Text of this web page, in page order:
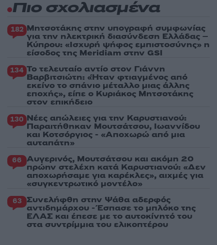
Πιο σχολιασμένα
182 Μητσοτάκης στην υπογραφή συμφωνίας
για την ηλεκτρική διασύνδεση Ελλάδας –
Κύπρου: «Ισχυρή ψήφος εμπιστοσύνης» η
είσοδος της Meridiam στην GSI
134 Το τελευταίο αντίο στον Γιάννη
Βαρβιτσιώτη: «Ήταν φτιαγμένος από
εκείνο το σπάνιο μέταλλο μιας άλλης
εποχής», είπε ο Κυριάκος Μητσοτάκης
στον επικήδειο
130 Νέες απώλειες για την Καρυστιανού:
Παραιτήθηκαν Μουτσάτσου, Ιωαννίδου
και Κοτσόργιος - «Αποχωρώ από μια
αυταπάτη»
66 Αυγερινός, Μουτσάτσου και ακόμη 20
πρώην στελέχη κατά Καρυστιανού: «Δεν
αποχωρήσαμε για καρέκλες», αιχμές για
«συγκεντρωτικό μοντέλο»
63 Συνελήφθη στην Ψάθα αδερφός
αντιδημάρχου - Έσπασε το μπλόκο της
ΕΛΑΣ και έπεσε με το αυτοκίνητό του
στα συντρίμμια του ελικοπτέρου